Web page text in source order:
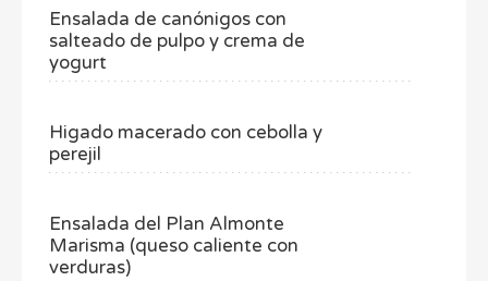
Ensalada de canónigos con
salteado de pulpo y crema de
yogurt
Higado macerado con cebolla y
perejil
Ensalada del Plan Almonte
Marisma (queso caliente con
verduras)